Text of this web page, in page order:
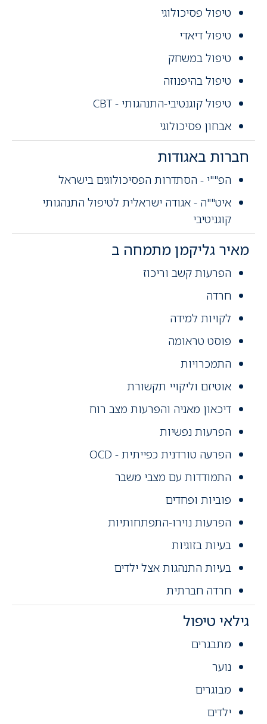
טיפול פסיכולוגי
טיפול דיאדי
טיפול במשחק
טיפול בהיפנוזה
טיפול קוגנטיבי-התנהגותי - CBT
אבחון פסיכולוגי
חברות באגודות
הפ""י - הסתדרות הפסיכולוגים בישראל
איט""ה - אגודה ישראלית לטיפול התנהגותי
קוגניטיבי
מאיר גליקמן מתמחה ב
הפרעות קשב וריכוז
חרדה
לקויות למידה
פוסט טראומה
התמכרויות
אוטיזם וליקויי תקשורת
דיכאון מאניה והפרעות מצב רוח
הפרעות נפשיות
הפרעה טורדנית כפייתית - OCD
התמודדות עם מצבי משבר
פוביות ופחדים
הפרעות נוירו-התפתחותיות
בעיות בזוגיות
בעיות התנהגות אצל ילדים
חרדה חברתית
גילאי טיפול
מתבגרים
נוער
מבוגרים
ילדים